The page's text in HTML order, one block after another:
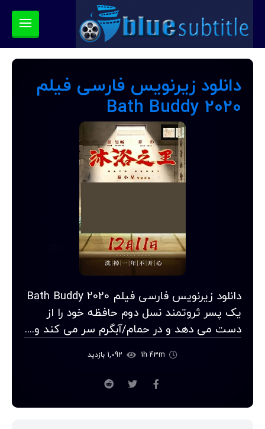
دانلود زیرنویس فارسی فیلم
Bath Buddy 2020
دانلود زیرنویس فارسی فیلم Bath Buddy 2020
یک پسر ثروتمند نسل دوم حافظه خود را از
دست می دهد و در حمام/آبگرم سر می کند و....